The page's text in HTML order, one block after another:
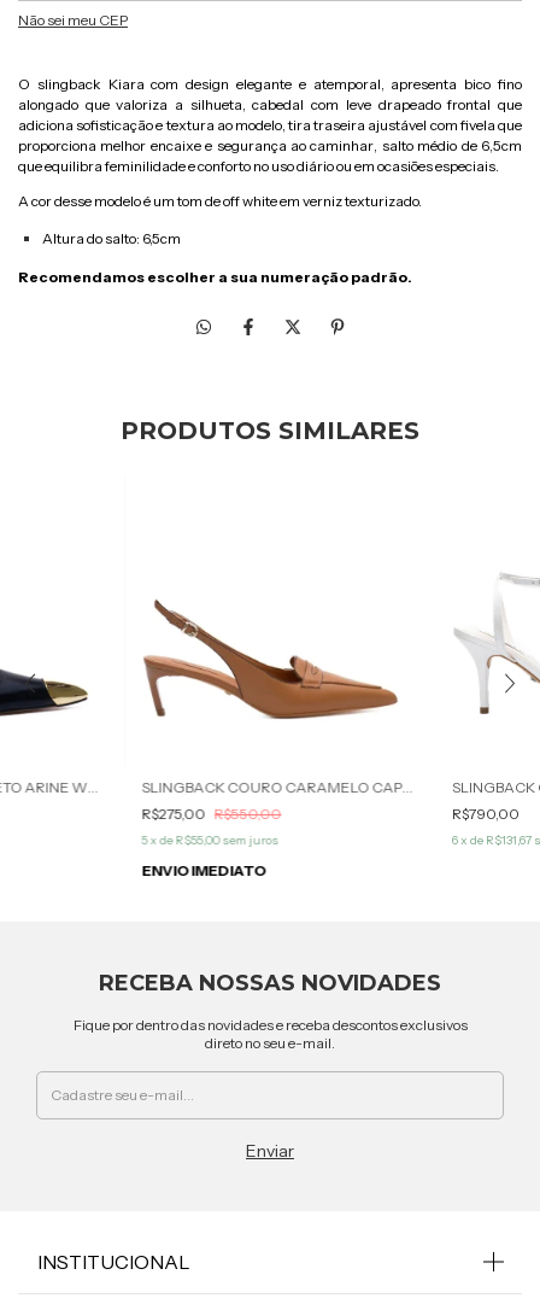
Não sei meu CEP
O slingback Kiara com design elegante e atemporal, apresenta bico fino
alongado que valoriza a silhueta, cabedal com leve drapeado frontal que
adiciona sofisticação e textura ao modelo, tira traseira ajustável com fivela que
proporciona melhor encaixe e segurança ao caminhar, salto médio de 6,5cm
que equilibra feminilidade e conforto no uso diário ou em ocasiões especiais.
A cor desse modelo é um tom de off white em verniz texturizado.
Altura do salto: 6,5cm
Recomendamos escolher a sua numeração padrão.
PRODUTOS SIMILARES
SLINGBACK COURO PRETO ARINE WERNER
SLINGBACK COURO CARAMELO CAPRI WERNER
R$275,00 R$550,00
5x deR$55,00sem juros
ENVIO IMEDIATO
R$790,00
6x de R$131,67
RECEBA NOSSAS NOVIDADES
Fique por dentro das novidades e receba descontos exclusivos
direto no seu e-mail.
INSTITUCIONAL